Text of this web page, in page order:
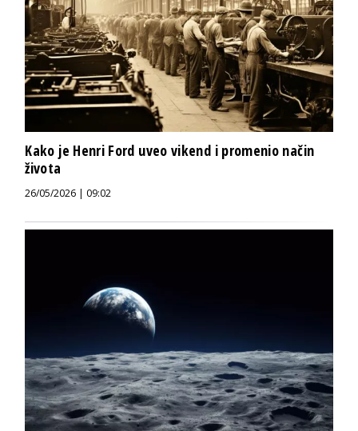
Kako je Henri Ford uveo vikend i promenio način
života
26/05/2026 | 09:02